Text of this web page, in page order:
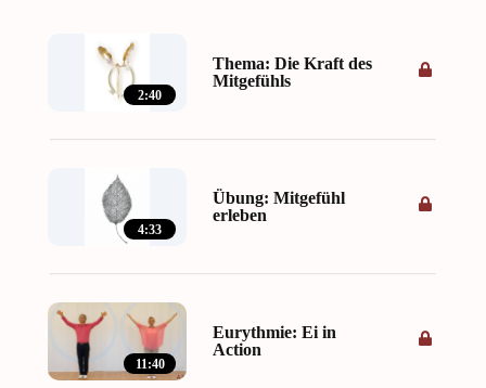
2:40
Thema: Die Kraft des
Mitgefühls
4:33
Übung: Mitgefühl
erleben
11:40
Eurythmie: Ei in
Action